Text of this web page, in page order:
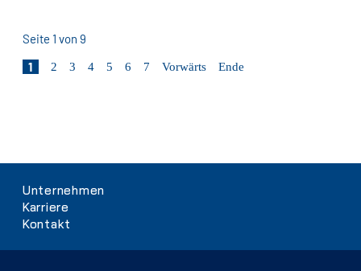
Seite 1 von 9
1
2 3 4 5 6 7 Vorwärts Ende
Navigation
überspringen
Unternehmen
Karriere
Kontakt